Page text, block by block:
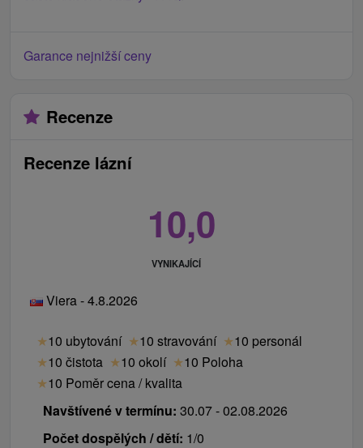
Garance nejnižší ceny
Recenze
Recenze lázní
10,0
VYNIKAJÍCÍ
Viera - 4.8.2026
★10 ubytování ★10 stravování ★10 personál
★10 čistota ★10 okolí ★10 Poloha
★10 Poměr cena / kvalita
Navštívené v termínu: 30.07 - 02.08.2026
Počet dospělých / dětí: 1/0